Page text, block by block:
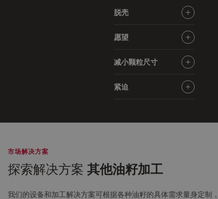
好准备，并保护下游设备
调节油籽的水分含量和温
度，以优化压片和提取效
率。
脱壳
在脱壳过程中，种子被破
碎，壳被去除，以增加油
产量并生产出高蛋白粉。
愿望
适当的抽吸可根据密度分
离材料，通过去除石头和
松散的壳等不需要的材
料，有助于提高含油种子
减小颗粒尺寸
通过增加被加工材料的表
面积，减小粒度可以提高
紧迫
市场解决方案
探索解决方案 其他油籽加工
我们的设备和加工解决方案可根据各种油籽的具体需求量身定制